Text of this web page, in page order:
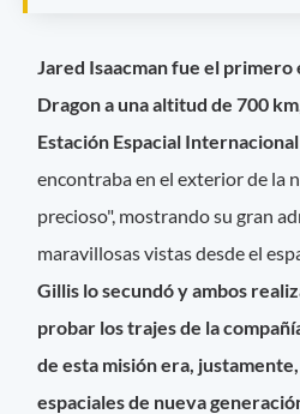
Jared Isaacman fue el primero
Dragon a una altitud de 700 km
Estación Espacial
encontraba en el exterior de la
precioso", mostrando su gran
maravillosas vistas desde el
Gillis lo secundó y ambos
probar los trajes de la
de esta misión era,
espaciales de nueva